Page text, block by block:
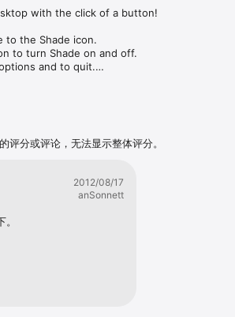
with the click of a button!
to the Shade icon.
to turn Shade on and off.
and to quit.
评分或评论，无法显示整体评分。
2012/08/17
anSonnett